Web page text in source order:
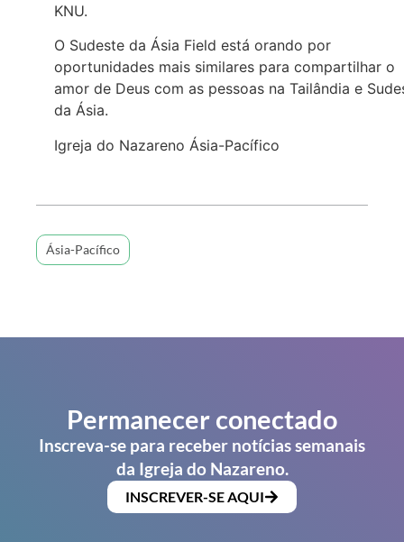
KNU.
O Sudeste da Ásia Field está orando por
oportunidades mais similares para compartilhar o
amor de Deus com as pessoas na Tailândia e
da Ásia.
Igreja do Nazareno Ásia-Pacífico
Ásia-Pacífico
Permanecer conectado
Inscreva-se para receber notícias semanais
da Igreja do Nazareno.
INSCREVER-SE AQUI